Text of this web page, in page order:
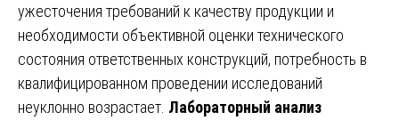
ужесточения требований к качеству продукции и
необходимости объективной оценки технического
состояния ответственных конструкций, потребность в
квалифицированном проведении исследований
неуклонно возрастает. Лабораторный анализ